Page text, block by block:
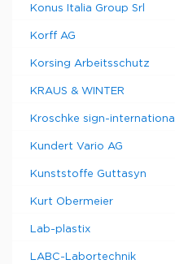
Konus Italia Group Srl
Korff AG
Korsing Arbeitsschutz
KRAUS & WINTER
Kroschke sign-international
Kundert Vario AG
Kunststoffe Guttasyn
Kurt Obermeier
Lab-plastix
LABC-Labortechnik